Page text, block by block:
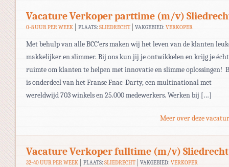
Vacature Verkoper parttime (m/v)
0-8 UUR PER WEEK PLAATS: SLIEDRECHT VAKGEBIED:VERKOPER
Met behulp van alle BCC’ers maken wij het leven van de klanten
makkelijker en slimmer. Bij ons kun jij je ontwikkelen en krijg je
ruimte om klanten te helpen met innovatie en slimme oplossingen!
is onderdeel van het Franse Fnac-Darty, een multinational met
wereldwijd 703 winkels en 25.000 medewerkers. Werken bij […]
Meer over deze
Vacature Verkoper fulltime (m/v) Sliedrecht
32-40 UUR PER WEEK PLAATS: SLIEDRECHT VAKGEBIED:VERKOPER